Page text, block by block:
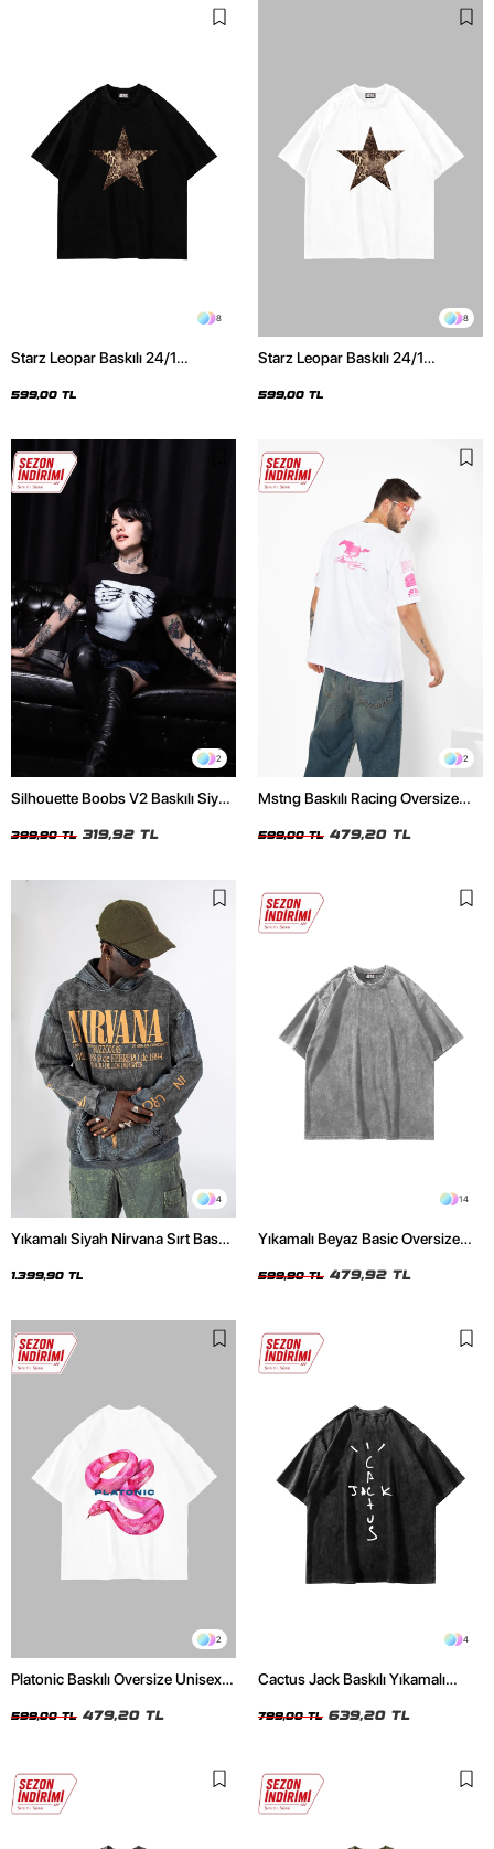
8
Starz Leopar Baskılı 24/1
599,00 TL
8
Starz Leopar Baskılı 24/1
599,00 TL
2
Silhouette Boobs V2 Baskılı Siyah
399,90 TL 319,92 TL
2
Mstng Baskılı Racing Oversize
599,00 TL 479,20 TL
4
Yıkamalı Siyah Nirvana Sırt Baskılı
1.399,90 TL
14
Yıkamalı Beyaz Basic Oversize
599,90 TL 479,92 TL
2
Platonic Baskılı Oversize Unisex
599,00 TL 479,20 TL
4
Cactus Jack Baskılı Yıkamalı
799,00 TL 639,20 TL